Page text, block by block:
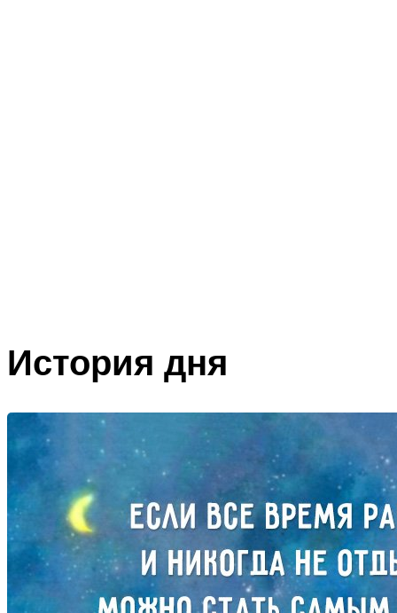
История дня